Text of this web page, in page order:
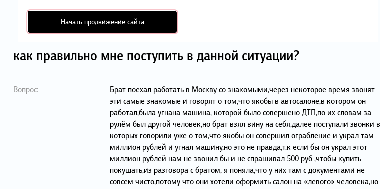
Начать продвижение сайта
как правильно мне поступить в данной ситуации?
Вопрос:
Брат поехал работать в Москву со знакомыми,через некоторое время звонят
эти самые знакомые и говорят о том,что якобы в автосалоне,в котором он
работал,была угнана машина, которой было совершено ДТП,по их словам за
рулём был другой человек,но брат взял вину на себя,далее поступали звонки в
которых говорили уже о том,что якобы он совершил ограбление и украл там
миллион рублей и угнал машину,но это не правда,т.к если бы он украл этот
миллион рублей нам не звонил бы и не спрашивал 500 руб ,чтобы купить
покушать,из разговора с братом, я поняла,что у них там с документами не
совсем чисто,потому что они хотели оформить салон на «левого» человека,но